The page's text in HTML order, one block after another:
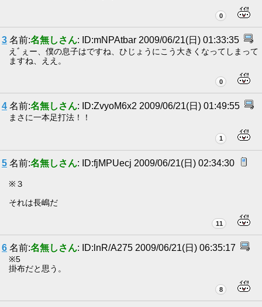
0
3 名前:名無しさん: ID:mNPAtbar 2009/06/21(日) 01:33:35
えﾞぇー、僕の息子はですね、ひじょうにこう大きくなってしまって
ますね、ええ。
0
4 名前:名無しさん: ID:ZvyoM6x2 2009/06/21(日) 01:49:55
まさに一本足打法！！
1
5 名前:名無しさん: ID:fjMPUecj 2009/06/21(日) 02:34:30
※３
それは長嶋だ
11
6 名前:名無しさん: ID:lnR/A275 2009/06/21(日) 06:35:17
※5
掛布だと思う。
8